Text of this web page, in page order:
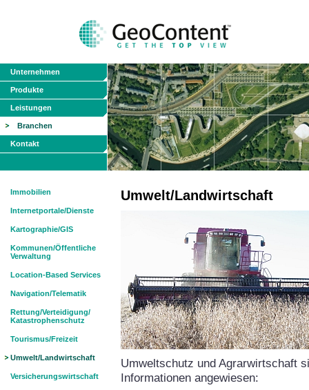
Unternehmen
Produkte
Leistungen
Branchen
Kontakt
Immobilien
Internetportale/Dienste
Kartographie/GIS
Kommunen/Öffentliche
Verwaltung
Location-Based Services
Navigation/Telematik
Rettung/Verteidigung/
Katastrophenschutz
Tourismus/Freizeit
Umwelt/Landwirtschaft
Versicherungswirtschaft
Umwelt/Landwirtschaft
Umweltschutz und Agrarwirtschaft
Informationen angewiesen: